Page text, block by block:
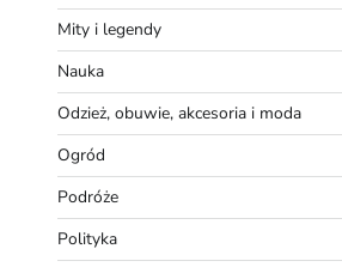
Mity i legendy
Nauka
Odzież, obuwie, akcesoria i moda
Ogród
Podróże
Polityka